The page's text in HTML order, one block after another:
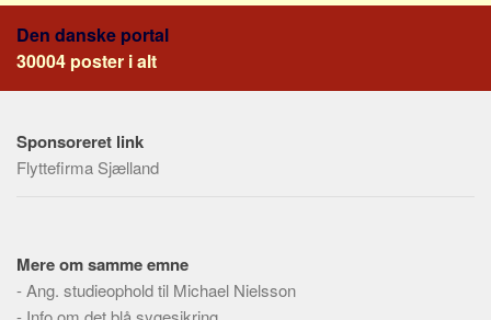
Jura og regler
Skatter og afgifter
Praktisk
Dokumenttyper
Emner
Den danske portal
30004 poster i alt
Sponsoreret link
Flyttefirma Sjælland
Mere om samme emne
-Ang. studieophold til Michael Nielsson